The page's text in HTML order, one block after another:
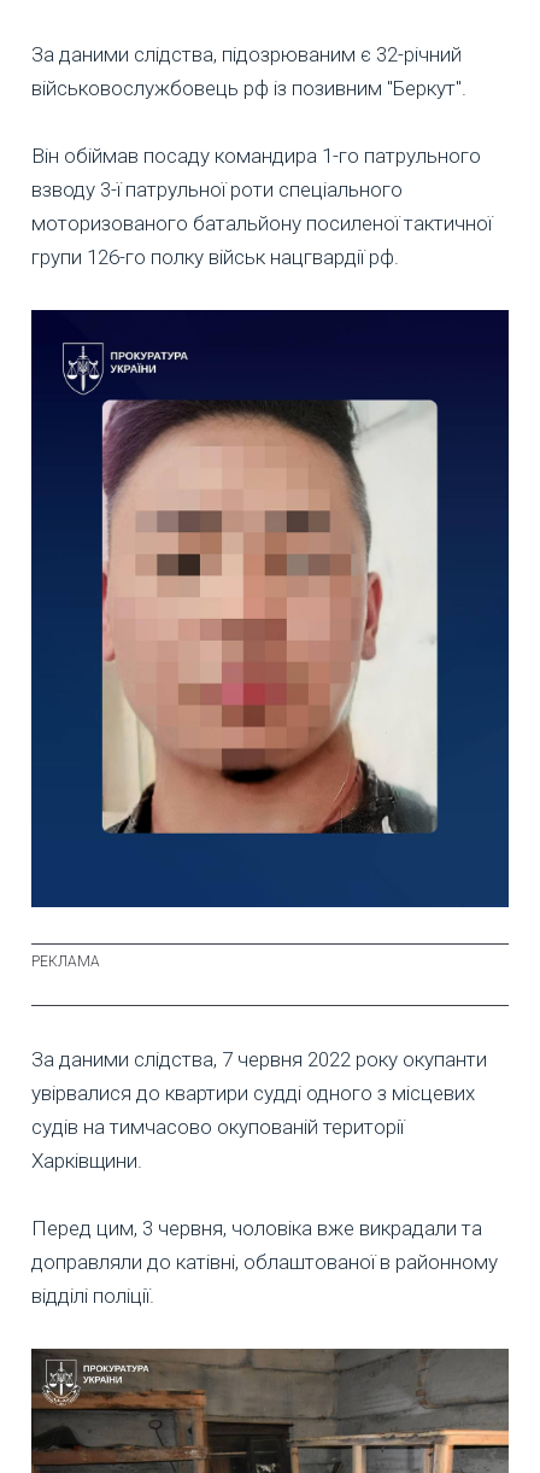
За даними слідства, підозрюваним є 32-річний
військовослужбовець рф із позивним "Беркут".
Він обіймав посаду командира 1-го патрульного
взводу 3-ї патрульної роти спеціального
моторизованого батальйону посиленої тактичної
групи 126-го полку військ нацгвардії рф.
За даними слідства, 7 червня 2022 року окупанти
увірвалися до квартири судді одного з місцевих
судів на тимчасово окупованій території
Харківщини.
Перед цим, 3 червня, чоловіка вже викрадали та
доправляли до катівні, облаштованої в районному
відділі поліції.